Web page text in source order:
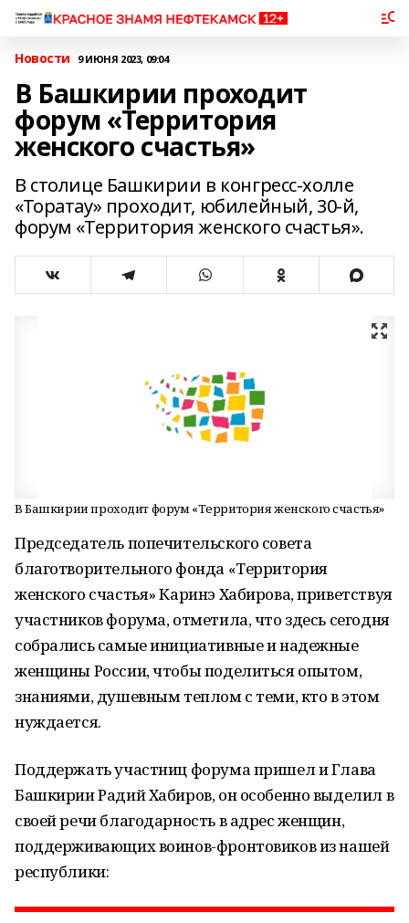
Новости 9 ИЮНЯ 2023, 09:04
В Башкирии проходит
форум «Территория
женского счастья»
В столице Башкирии в конгресс-холле
«Торатау» проходит, юбилейный, 30-й,
форум «Территория женского счастья».
В Башкирии проходит форум «Территория женского счастья»
Председатель попечительского совета
благотворительного фонда «Территория
женского счастья» Каринэ Хабирова, приветствуя
участников форума, отметила, что здесь сегодня
собрались самые инициативные и надежные
женщины России, чтобы поделиться опытом,
знаниями, душевным теплом с теми, кто в этом
нуждается.
Поддержать участниц форума пришел и Глава
Башкирии Радий Хабиров, он особенно выделил в
своей речи благодарность в адрес женщин,
поддерживающих воинов-фронтовиков из нашей
республики: